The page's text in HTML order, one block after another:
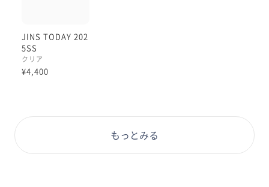
JINS TODAY 202
5SS
クリア
¥4,400
もっとみる